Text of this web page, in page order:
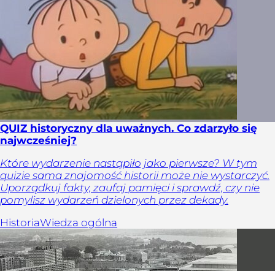
QUIZ historyczny dla uważnych. Co zdarzyło się
najwcześniej?
Które wydarzenie nastąpiło jako pierwsze? W tym
quizie sama znajomość historii może nie wystarczyć.
Uporządkuj fakty, zaufaj pamięci i sprawdź, czy nie
pomylisz wydarzeń dzielonych przez dekady.
HistoriaWiedza ogólna